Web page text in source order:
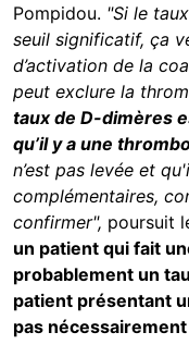
Pompidou. "Si le
seuil significatif, ça
d’activation de la
peut exclure la
taux de D-dimères
qu’il y a une
n’est pas levée et
complémentaires,
confirmer", poursuit
un patient qui fait
probablement un
patient présentant
pas